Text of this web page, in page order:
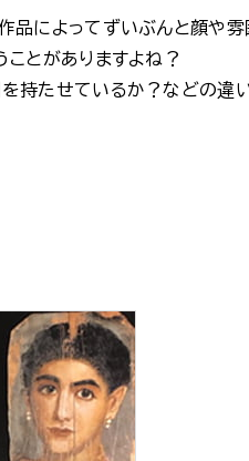
品によってずいぶんと顔や雰
とがありますよね？
持たせているか？などの違